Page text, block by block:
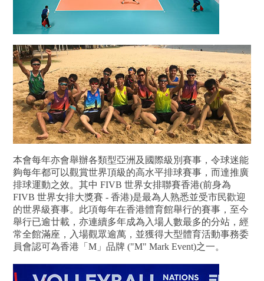
本會每年亦會舉辦各類型亞洲及國際級別賽事，令球迷能
夠每年都可以觀賞世界頂級的高水平排球賽事，而達推廣
排球運動之效。其中 FIVB 世界女排聯賽香港(前身為
FIVB 世界女排大獎賽 - 香港)是最為人熟悉並受市民歡迎
的世界級賽事。此項每年在香港體育館舉行的賽事，至今
舉行已逾廿載，亦連續多年成為入場人數最多的分站，經
常全館滿座，入場觀眾逾萬，並獲得大型體育活動事務委
員會認可為香港「M」品牌 ("M" Mark Event)之一。